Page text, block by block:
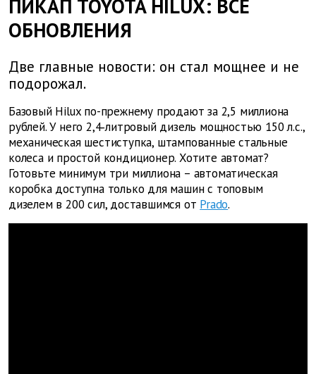
ПИКАП TOYOTA HILUX: ВСЕ
ОБНОВЛЕНИЯ
Две главные новости: он стал мощнее и не
подорожал.
Базовый Hilux по-прежнему продают за 2,5 миллиона
рублей. У него 2,4‑литровый дизель мощностью 150 л.с.,
механическая шестиступка, штампованные стальные
колеса и простой кондиционер. Хотите автомат?
Готовьте минимум три миллиона – автоматическая
коробка доступна только для машин с топовым
дизелем в 200 сил, доставшимся от Prado.